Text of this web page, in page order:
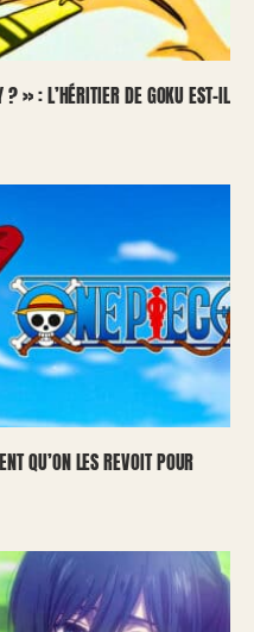
» : L’HÉRITIER DE GOKU EST-IL
QU’ON LES REVOIT POUR